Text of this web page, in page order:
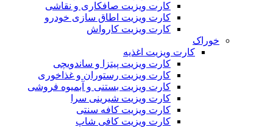
کارت ویزیت صافکاری و نقاشی
کارت ویزیت اطاق سازی خودرو
کارت ویزیت کارواش
خوراک
کارت ویزیت اغذیه
کارت ویزیت پیتزا و ساندویچی
کارت ویزیت رستوران و غذاخوری
کارت ویزیت بستنی و آبمیوه فروشی
کارت ویزیت شیرینی سرا
کارت ویزیت کافه سنتی
کارت ویزیت کافی شاپ